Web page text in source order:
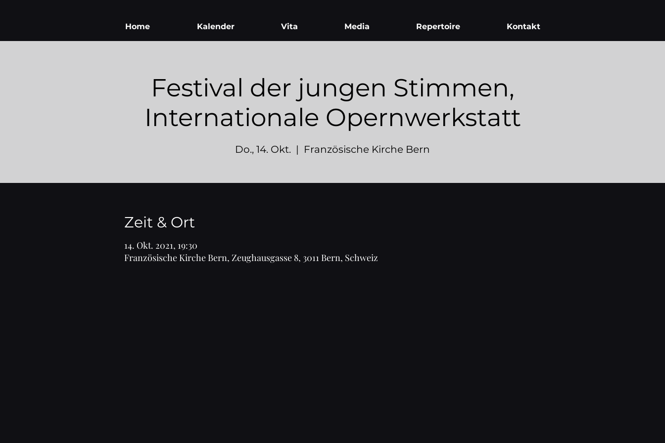
Home Kalender Vita Media Repertoire Kontakt
Festival der jungen Stimmen,
Internationale Opernwerkstatt
Do., 14. Okt.
  |
Französische Kirche Bern
Zeit & Ort
14. Okt. 2021, 19:30
Französische Kirche Bern, Zeughausgasse 8, 3011 Bern, Schweiz